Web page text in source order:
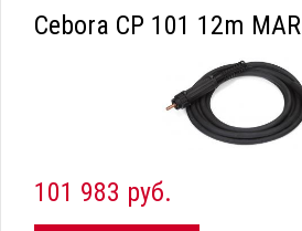
Cebora CP 101 12m MAR
101 983 руб.